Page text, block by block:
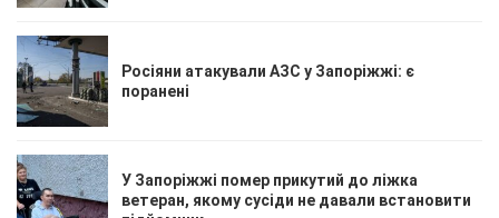
Росіяни атакували АЗС у Запоріжжі: є
поранені
У Запоріжжі помер прикутий до ліжка
ветеран, якому сусіди не давали встановити